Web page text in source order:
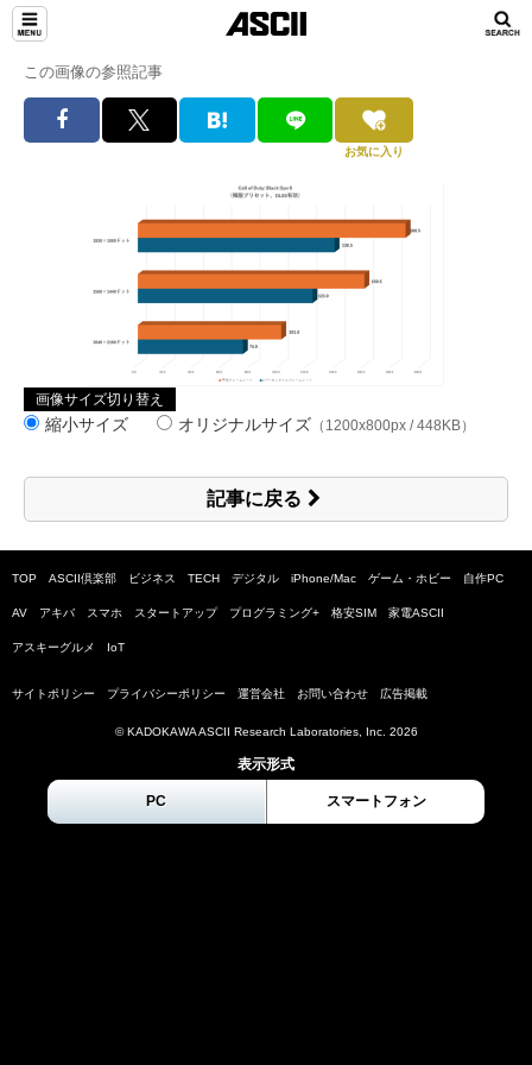
この画像の参照記事
お気に入り
画像サイズ切り替え
縮小サイズ オリジナルサイズ （1200x800px / 448KB）
記事に戻る
TOP ASCII倶楽部 ビジネス TECH デジタル iPhone/Mac ゲーム・ホビー 自作PC
AV アキバ スマホ スタートアップ プログラミング+ 格安SIM 家電ASCII
アスキーグルメ IoT
サイトポリシー プライバシーポリシー 運営会社 お問い合わせ 広告掲載
© KADOKAWA ASCII Research Laboratories, Inc. 2026
表示形式
PC スマートフォン